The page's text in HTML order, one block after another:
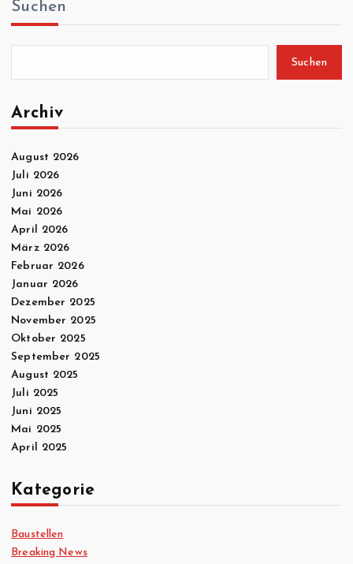
Suchen
Suchen
Archiv
August 2026
Juli 2026
Juni 2026
Mai 2026
April 2026
März 2026
Februar 2026
Januar 2026
Dezember 2025
November 2025
Oktober 2025
September 2025
August 2025
Juli 2025
Juni 2025
Mai 2025
April 2025
Kategorie
Baustellen
Breaking News